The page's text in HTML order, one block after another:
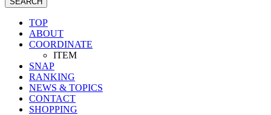
TOP
ABOUT
COORDINATE
ITEM
SNAP
RANKING
NEWS & TOPICS
CONTACT
SHOPPING